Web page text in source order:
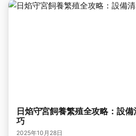
日焰守宮飼養繁殖全攻略：設
巧
2025年10月28日